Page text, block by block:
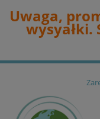
Uwaga,
wysyałki.